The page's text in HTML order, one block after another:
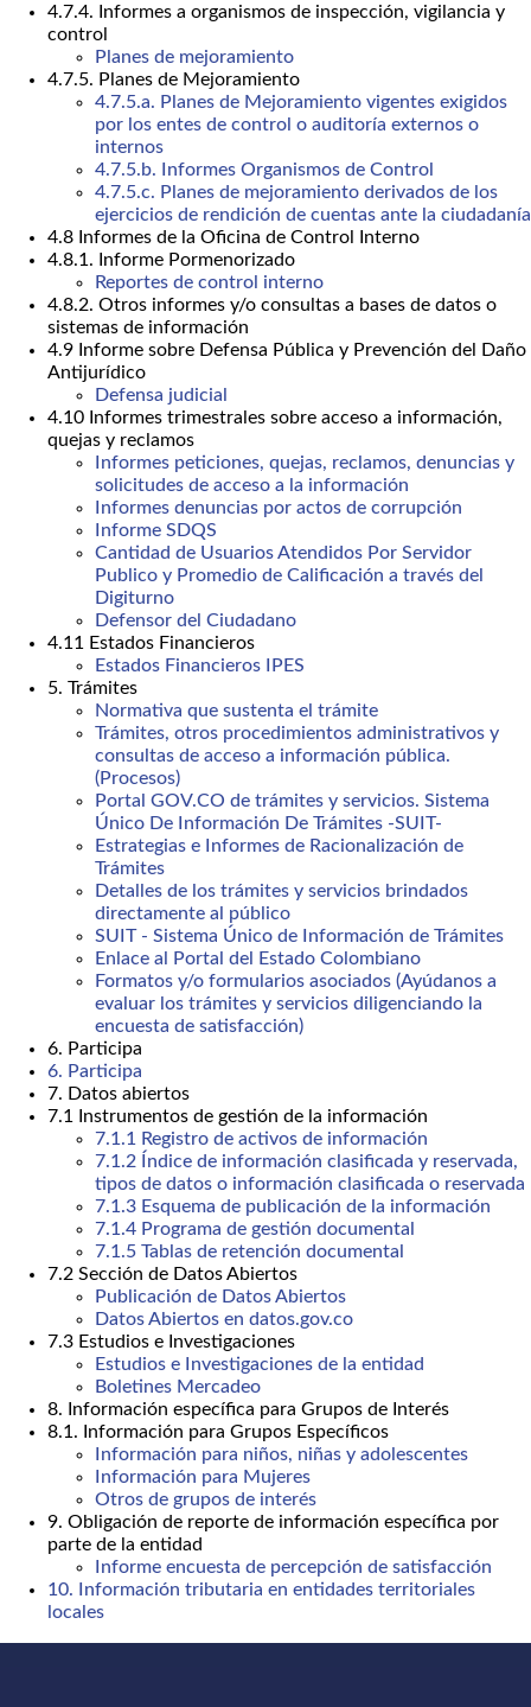
4.7.4. Informes a organismos de inspección, vigilancia y
control
Planes de mejoramiento
4.7.5. Planes de Mejoramiento
4.7.5.a. Planes de Mejoramiento vigentes exigidos
por los entes de control o auditoría externos o
internos
4.7.5.b. Informes Organismos de Control
4.7.5.c. Planes de mejoramiento derivados de los
ejercicios de rendición de cuentas ante la ciudadanía
4.8 Informes de la Oficina de Control Interno
4.8.1. Informe Pormenorizado
Reportes de control interno
4.8.2. Otros informes y/o consultas a bases de datos o
sistemas de información
4.9 Informe sobre Defensa Pública y Prevención del Daño
Antijurídico
Defensa judicial
4.10 Informes trimestrales sobre acceso a información,
quejas y reclamos
Informes peticiones, quejas, reclamos, denuncias y
solicitudes de acceso a la información
Informes denuncias por actos de corrupción
Informe SDQS
Cantidad de Usuarios Atendidos Por Servidor
Publico y Promedio de Calificación a través del
Digiturno
Defensor del Ciudadano
4.11 Estados Financieros
Estados Financieros IPES
5. Trámites
Normativa que sustenta el trámite
Trámites, otros procedimientos administrativos y
consultas de acceso a información pública.
(Procesos)
Portal GOV.CO de trámites y servicios. Sistema
Único De Información De Trámites -SUIT-
Estrategias e Informes de Racionalización de
Trámites
Detalles de los trámites y servicios brindados
directamente al público
SUIT - Sistema Único de Información de Trámites
Enlace al Portal del Estado Colombiano
Formatos y/o formularios asociados (Ayúdanos a
evaluar los trámites y servicios diligenciando la
encuesta de satisfacción)
6. Participa
6. Participa
7. Datos abiertos
7.1 Instrumentos de gestión de la información
7.1.1 Registro de activos de información
7.1.2 Índice de información clasificada y reservada,
tipos de datos o información clasificada o reservada
7.1.3 Esquema de publicación de la información
7.1.4 Programa de gestión documental
7.1.5 Tablas de retención documental
7.2 Sección de Datos Abiertos
Publicación de Datos Abiertos
Datos Abiertos en datos.gov.co
7.3 Estudios e Investigaciones
Estudios e Investigaciones de la entidad
Boletines Mercadeo
8. Información específica para Grupos de Interés
8.1. Información para Grupos Específicos
Información para niños, niñas y adolescentes
Información para Mujeres
Otros de grupos de interés
9. Obligación de reporte de información específica por
parte de la entidad
Informe encuesta de percepción de satisfacción
10. Información tributaria en entidades territoriales
locales